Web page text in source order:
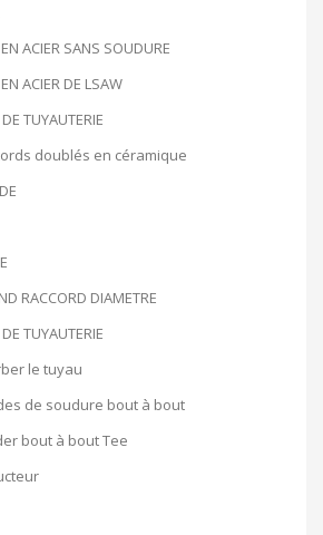
ACIER SANS SOUDURE
ACIER DE LSAW
TUYAUTERIE
doublés en céramique
RACCORD DIAMETRE
TUYAUTERIE
le tuyau
de soudure bout à bout
bout à bout Tee